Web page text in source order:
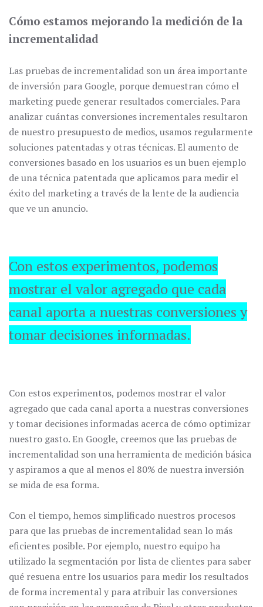
Cómo estamos mejorando la medición de la
incrementalidad
Las pruebas de incrementalidad son un área importante
de inversión para Google, porque demuestran cómo el
marketing puede generar resultados comerciales. Para
analizar cuántas conversiones incrementales resultaron
de nuestro presupuesto de medios, usamos regularmente
soluciones patentadas y otras técnicas. El aumento de
conversiones basado en los usuarios es un buen ejemplo
de una técnica patentada que aplicamos para medir el
éxito del marketing a través de la lente de la audiencia
que ve un anuncio.
Con estos experimentos, podemos
mostrar el valor agregado que cada
canal aporta a nuestras conversiones y
tomar decisiones informadas.
Con estos experimentos, podemos mostrar el valor
agregado que cada canal aporta a nuestras conversiones
y tomar decisiones informadas acerca de cómo optimizar
nuestro gasto. En Google, creemos que las pruebas de
incrementalidad son una herramienta de medición básica
y aspiramos a que al menos el 80% de nuestra inversión
se mida de esa forma.
Con el tiempo, hemos simplificado nuestros procesos
para que las pruebas de incrementalidad sean lo más
eficientes posible. Por ejemplo, nuestro equipo ha
utilizado la segmentación por lista de clientes para saber
qué resuena entre los usuarios para medir los resultados
de forma incremental y para atribuir las conversiones